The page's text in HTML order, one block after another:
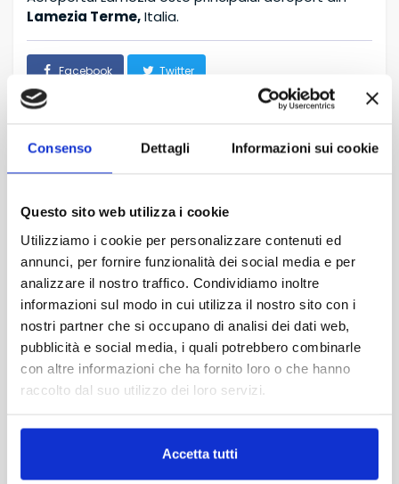
Consenso Dettagli Informazioni sui cookie
Questo sito web utilizza i cookie
Utilizziamo i cookie per personalizzare contenuti ed
annunci, per fornire funzionalità dei social media e per
analizzare il nostro traffico. Condividiamo inoltre
informazioni sul modo in cui utilizza il nostro sito con i
nostri partner che si occupano di analisi dei dati web,
pubblicità e social media, i quali potrebbero combinarle
con altre informazioni che ha fornito loro o che hanno
raccolto dal suo utilizzo dei loro servizi.
Accetta tutti
Lamezia Terme,Italia.
Facebook Twitter
Informații despre alte puncte de preluare
TRAPANI ORAȘ
TROPEA
PALERMO ORAȘ
LAMEZIA TERME TRAIN STATION
CUSTONACI
CATANIA ORAȘ
SAN VITO LO CAPO
TRAPANI AEROPORT
PALERMO AEROPORT